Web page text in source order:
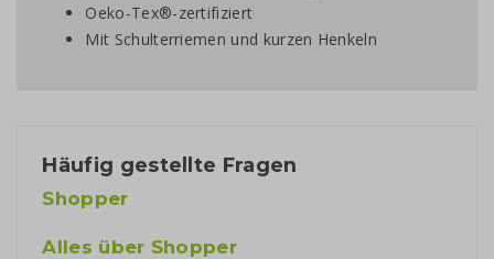
Oeko-Tex®-zertifiziert
Mit Schulterriemen und kurzen Henkeln
Häufig gestellte Fragen
Shopper
Alles über Shopper